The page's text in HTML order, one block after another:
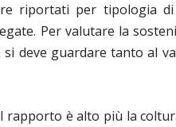
riportati per tipologia di
Per valutare la
deve guardare tanto al
è alto più la